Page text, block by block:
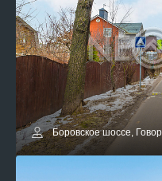
Боровское шоссе,